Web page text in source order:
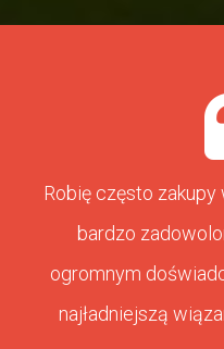
Robię często
bardzo
ogromnym
najładniejszą